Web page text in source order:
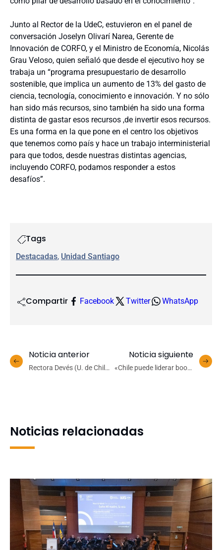
Junto al Rector de la UdeC, estuvieron en el panel de
conversación Joselyn Olivarí Narea, Gerente de
Innovación de CORFO, y el Ministro de Economía, Nicolás
Grau Veloso, quien señaló que desde el ejecutivo hoy se
trabaja un “programa presupuestario de desarrollo
sostenible, que implica un aumento de 13% del gasto de
ciencia, tecnología, conocimiento e innovación. Y no sólo
han sido más recursos, sino también ha sido una forma
distinta de gastar esos recursos ,de invertir esos recursos.
Es una forma en la que pone en el centro los objetivos
que tenemos como país y hace un trabajo interministerial
para que todos, desde nuestras distintas agencias,
incluyendo CORFO, podamos responder a estos
desafíos”.
Tags
Destacadas, Unidad Santiago
Compartir Facebook Twitter WhatsApp
Noticia anterior
Rectora Devés (U. de Chile)
Noticia siguiente
«Chile puede liderar boom
Noticias relacionadas